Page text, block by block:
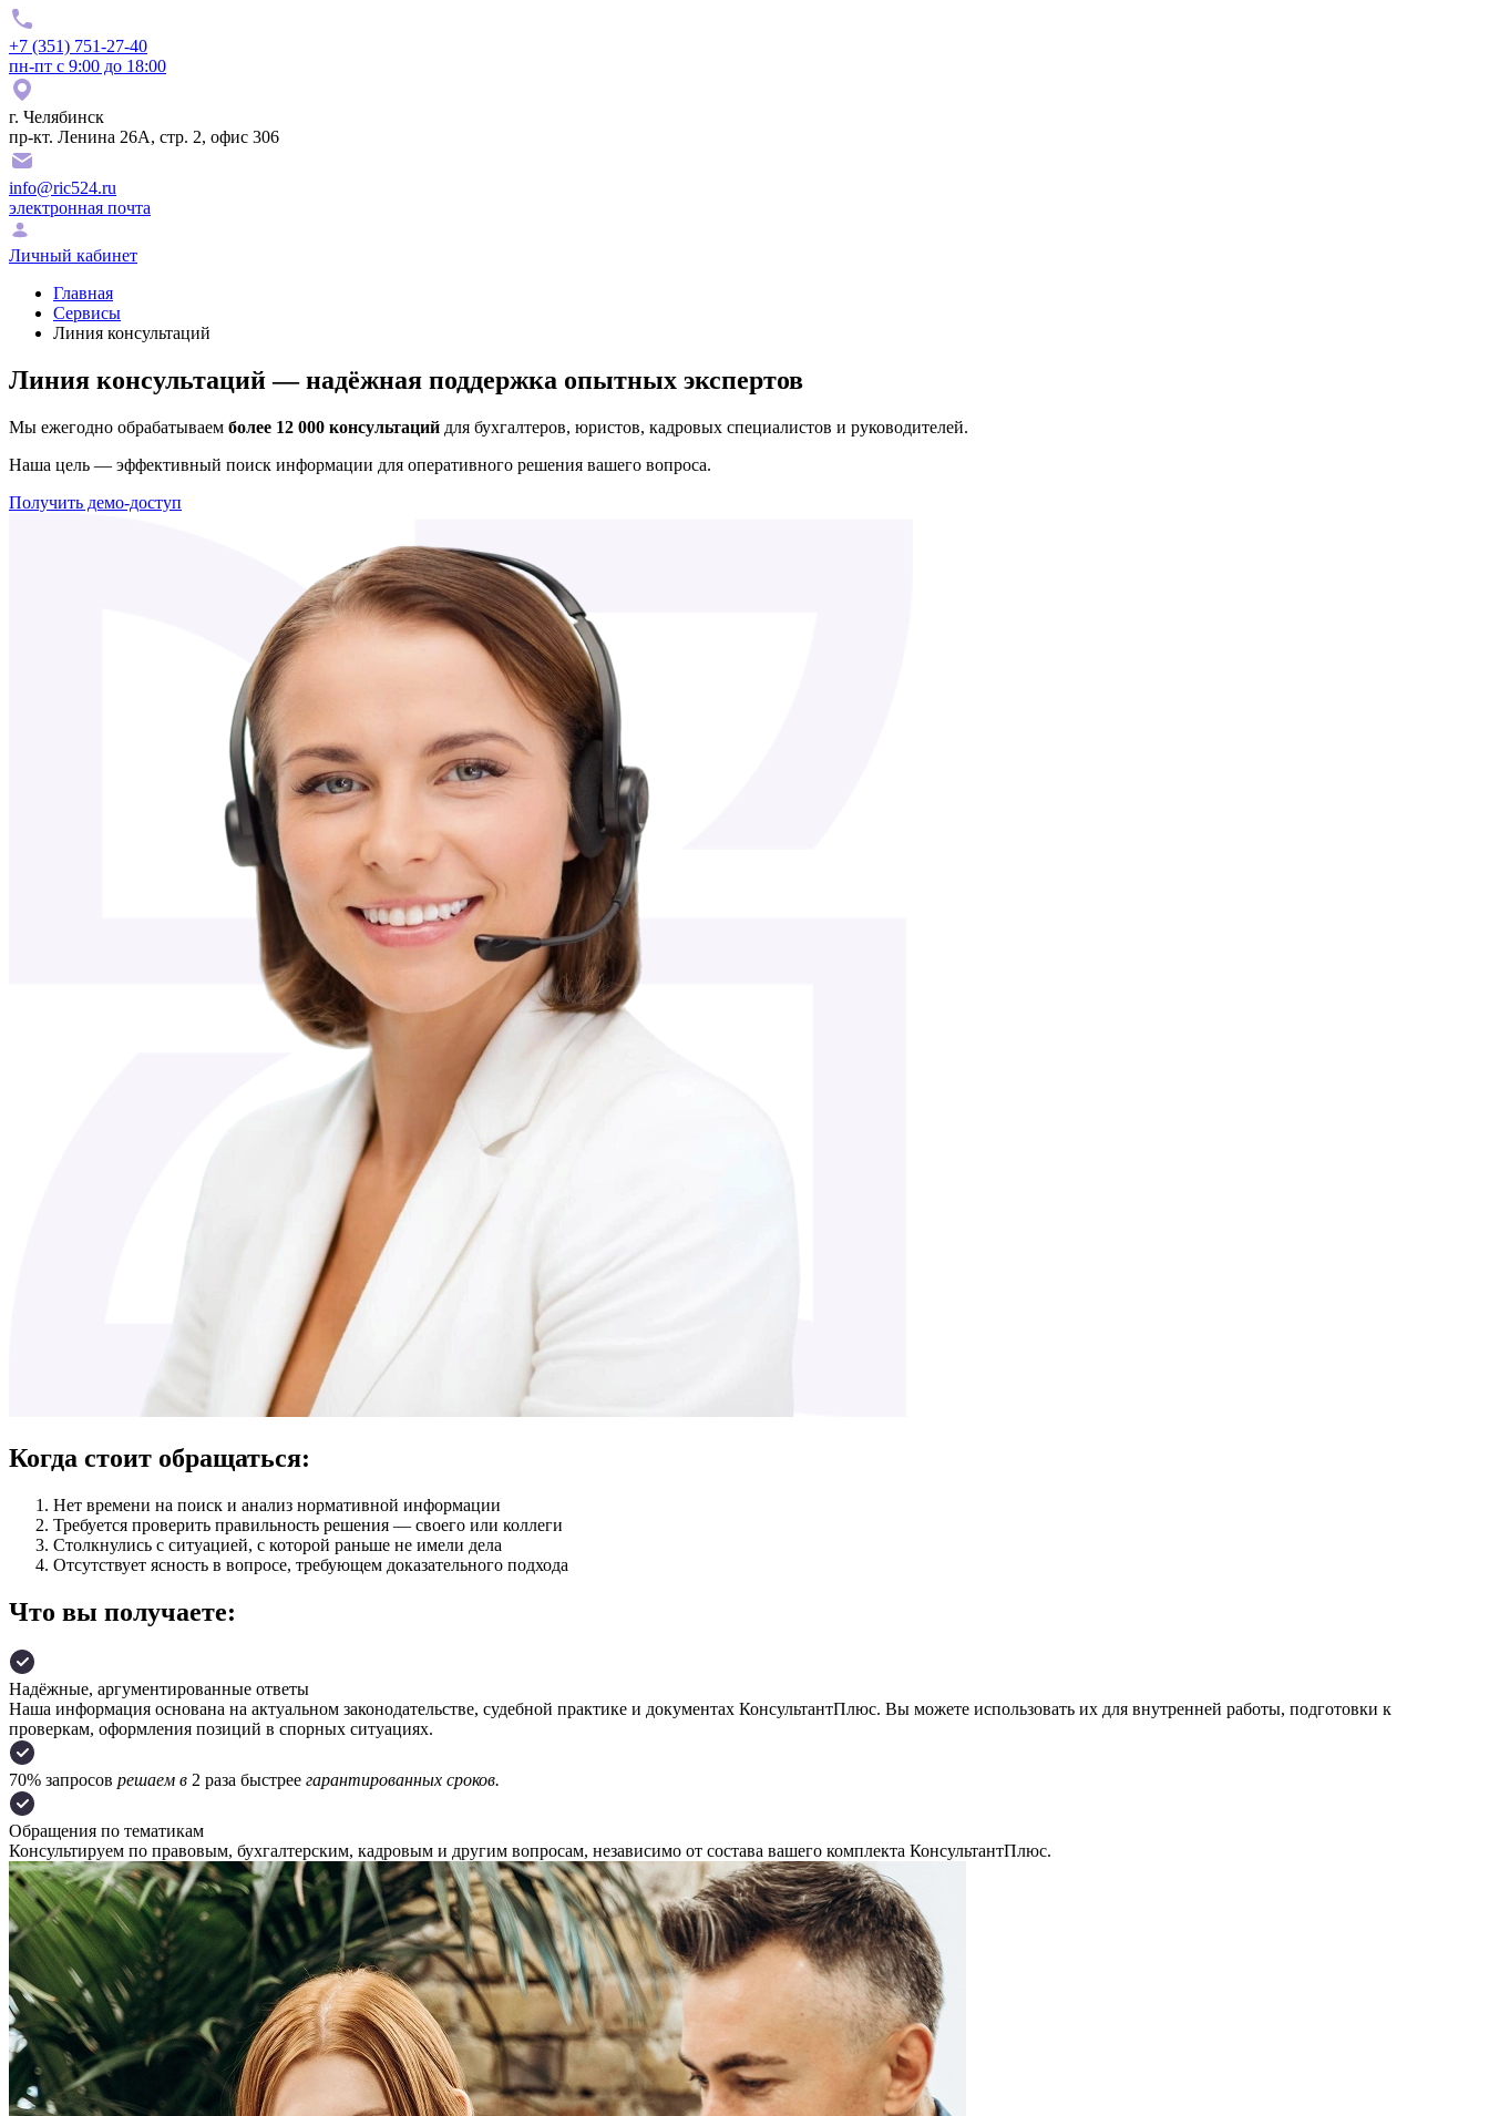
+7 (351) 751-27-40
пн-пт с 9:00 до 18:00
г. Челябинск
пр-кт. Ленина 26А, стр. 2, офис 306
info@ric524.ru
электронная почта
Личный кабинет
Главная
Сервисы
Линия консультаций
Линия консультаций — надёжная поддержка опытных экспертов
Мы ежегодно обрабатываем более 12 000 консультаций для бухгалтеров, юристов, кадровых специалистов и руководителей.
Наша цель — эффективный поиск информации для оперативного решения вашего вопроса.
Получить демо-доступ
Когда стоит обращаться:
Нет времени на поиск и анализ нормативной информации
Требуется проверить правильность решения — своего или коллеги
Столкнулись с ситуацией, с которой раньше не имели дела
Отсутствует ясность в вопросе, требующем доказательного подхода
Что вы получаете:
Надёжные, аргументированные ответы
Наша информация основана на актуальном законодательстве, судебной практике и документах КонсультантПлюс. Вы можете использовать их для внутренней работы, подготовки к
проверкам, оформления позиций в спорных ситуациях.
70% запросов решаем в 2 раза быстрее гарантированных сроков.
Обращения по тематикам
Консультируем по правовым, бухгалтерским, кадровым и другим вопросам, независимо от состава вашего комплекта КонсультантПлюс.